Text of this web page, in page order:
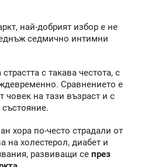
най-добрият избор е не
седмично интимни
с такава честота, с
Сравнението е
човек на тази възраст и с
хора по-често страдали от
на холестерол, диабет и
развиващи се през